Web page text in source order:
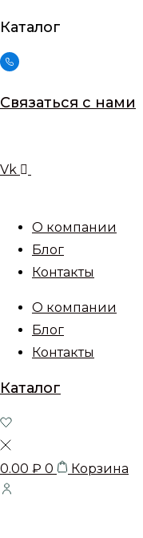
Каталог
Связаться с нами
Vk
О компании
Блог
Контакты
О компании
Блог
Контакты
Каталог
0.00 ₽ 0 Корзина